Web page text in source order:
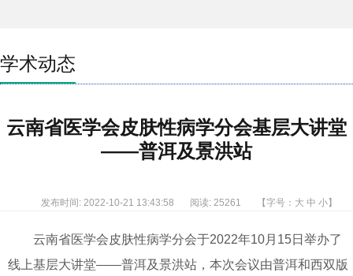
学术动态
云南省医学会皮肤性病学分会基层大讲堂
——普洱及景洪站
【字号： 大 中 小】
阅读: 25261
发布时间: 2022-10-21 13:43:58
云南省医学会皮肤性病学分会于2022年10月15日举办了
线上基层大讲堂——普洱及景洪站，本次会议由普洱和西双版